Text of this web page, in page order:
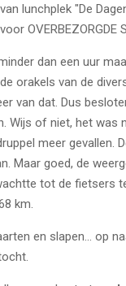
lunchplek "De
OVERBEZORGDE
dan een uur
orakels van de
van dat. Dus
Wijs of niet, het was
meer gevallen.
Maar goed, de
tot de fietsers
km.
en slapen... op